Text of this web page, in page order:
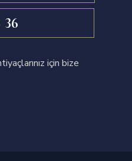
36
için bize